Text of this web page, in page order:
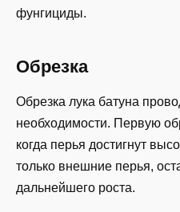
фунгициды.
Обрезка
Обрезка лука батуна
необходимости. Первую
когда перья достигнут
только внешние перья,
дальнейшего роста.